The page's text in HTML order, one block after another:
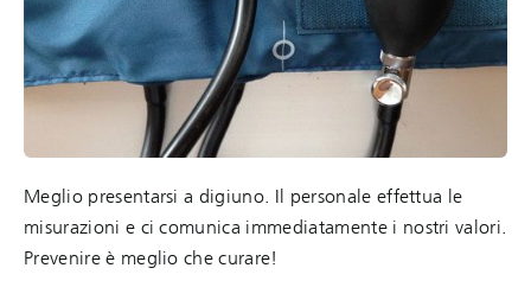
Meglio presentarsi a digiuno. Il personale effettua le
misurazioni e ci comunica immediatamente i nostri valori.
Prevenire è meglio che curare!